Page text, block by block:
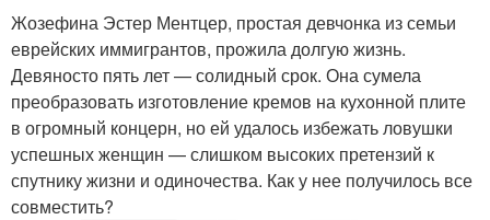
Жозефина Эстер Ментцер, простая девчонка из семьи
еврейских иммигрантов, прожила долгую жизнь.
Девяносто пять лет — солидный срок. Она сумела
преобразовать изготовление кремов на кухонной плите
в огромный концерн, но ей удалось избежать ловушки
успешных женщин — слишком высоких претензий к
спутнику жизни и одиночества. Как у нее получилось все
совместить?